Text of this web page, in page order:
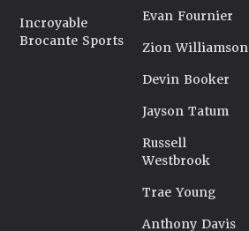
Incroyable
Brocante Sports
Evan Fournier
Zion Williamson
Devin Booker
Jayson Tatum
Russell
Westbrook
Trae Young
Anthony Davis